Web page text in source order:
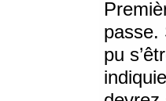
passe.
pu